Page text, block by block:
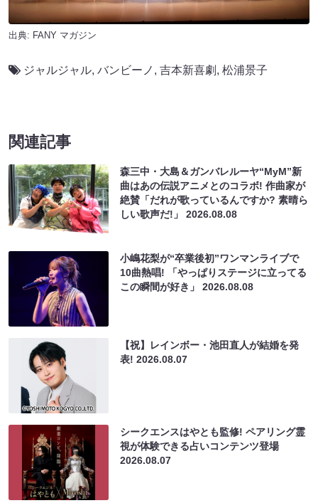
出典: FANY マガジン
ジャルジャル, バンビーノ , 吉本新喜劇 , 松浦景子
関連記事
森三中・大島＆ガンバレルーヤ“MyM”新
曲はあの伝説アニメとのコラボ! 作曲家が
絶賛「だれが歌っているんですか? 素晴ら
しい歌声だ!」2026.08.08
小嶋花梨が“卒業後初”ワンマンライブで
10曲熱唱! 「やっぱりステージに立ってる
この瞬間が好き」2026.08.08
【祝】レインボー・池田直人が結婚を発
表!2026.08.07
シークエンスはやとも監修! ペアリング霊
視が体験できる占いコンテンツ登場
2026.08.07